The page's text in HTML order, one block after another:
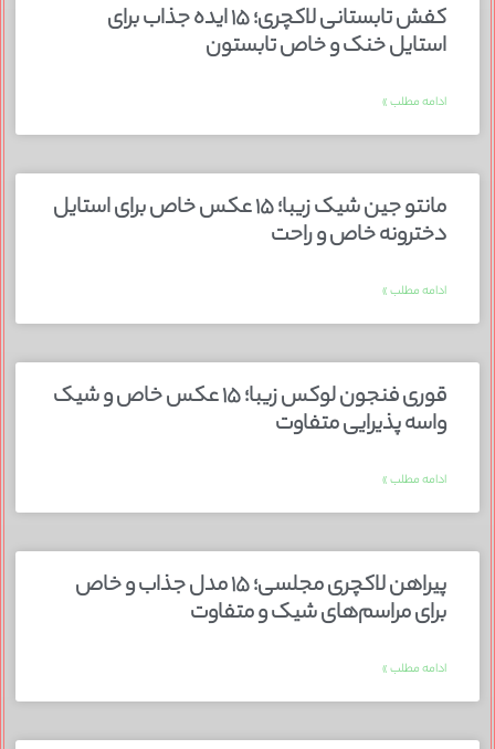
کفش تابستانی لاکچری؛ ۱۵ ایده‌ جذاب برای
استایل خنک و خاص تابستون
ادامه مطلب »
مانتو جین شیک زیبا؛ ۱۵ عکس خاص برای استایل
دخترونه خاص و راحت
ادامه مطلب »
قوری فنجون لوکس زیبا؛ ۱۵ عکس خاص و شیک
واسه پذیرایی متفاوت
ادامه مطلب »
پیراهن لاکچری مجلسی؛ ۱۵ مدل جذاب و خاص
برای مراسم‌های شیک و متفاوت
ادامه مطلب »